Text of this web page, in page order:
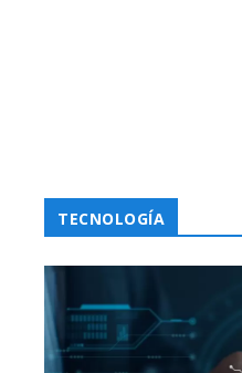
TECNOLOGÍA